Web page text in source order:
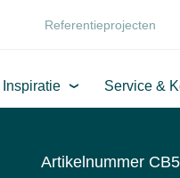
Referentieprojecten
Inspiratie Service &
Artikelnummer